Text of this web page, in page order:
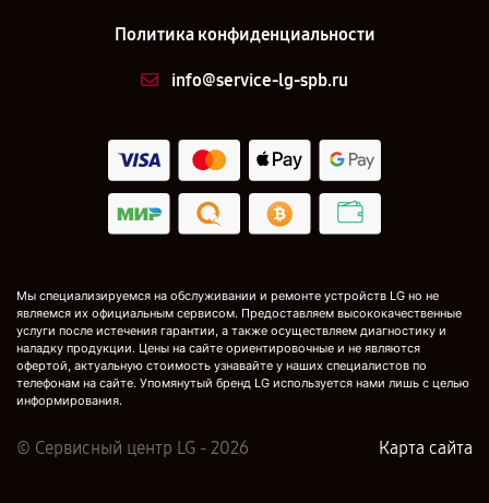
Политика конфиденциальности
info@service-lg-spb.ru
Мы специализируемся на обслуживании и ремонте устройств LG но не
являемся их официальным сервисом. Предоставляем высококачественные
услуги после истечения гарантии, а также осуществляем диагностику и
наладку продукции. Цены на сайте ориентировочные и не являются
офертой, актуальную стоимость узнавайте у наших специалистов по
телефонам на сайте. Упомянутый бренд LG используется нами лишь с целью
информирования.
© Сервисный центр LG - 2026 Карта сайта